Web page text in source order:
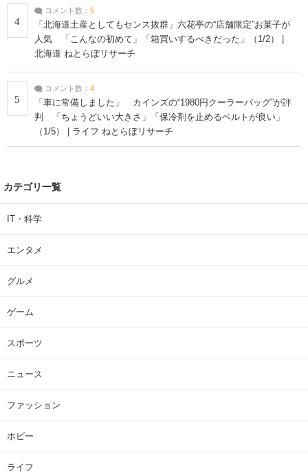
4
コメント数： 5
「北海道土産としてもセンス抜群」六花亭の“店舗限定”お菓子が
人気 「こんなの初めて」「箱買いするべきだった」（1/2） |
北海道 ねとらぼリサーチ
5
コメント数： 4
「車に常備しました」 カインズの“1980円クーラーバッグ”が評
判 「ちょうどいい大きさ」「保冷剤を止めるベルトが良い」
（1/5） | ライフ ねとらぼリサーチ
カテゴリ一覧
IT・科学
エンタメ
グルメ
ゲーム
スポーツ
ニュース
ファッション
ホビー
ライフ